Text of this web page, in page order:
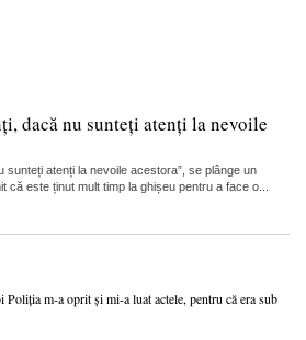
dacă nu sunteți atenți la nevoile
sunteți atenți la nevoile acestora”, se plânge un
că este ținut mult timp la ghișeu pentru a face o...
Poliția m-a oprit și mi-a luat actele, pentru că era sub